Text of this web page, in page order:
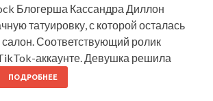
Блогерша Кассандра Диллон
татуировку, с которой осталась
салон. Соответствующий ролик
аккаунте. Девушка решила
ПОДРОБНЕЕ